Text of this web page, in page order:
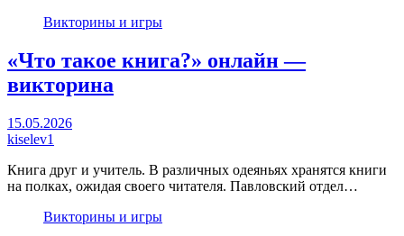
Викторины и игры
«Что такое книга?» онлайн —
викторина
15.05.2026
kiselev1
Книга друг и учитель. В различных одеяньях хранятся книги
на полках, ожидая своего читателя. Павловский отдел…
Викторины и игры